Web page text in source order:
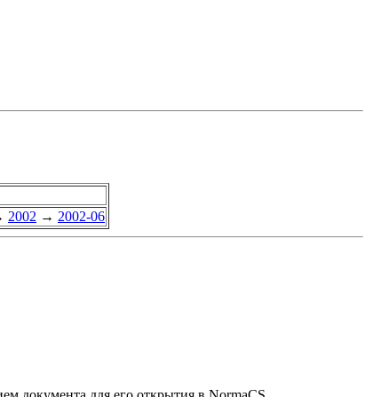
2002 → 2002-06